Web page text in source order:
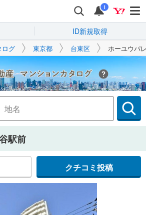
i
ID新規取得
ログ 東京都 台東区 ホーユウパ
Yahoo!不動産
駅前
クチコミ投稿